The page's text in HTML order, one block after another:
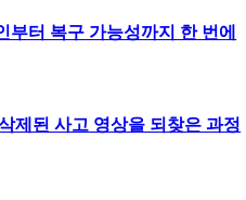
부터 복구 가능성까지 한 번에
제된 사고 영상을 되찾은 과정